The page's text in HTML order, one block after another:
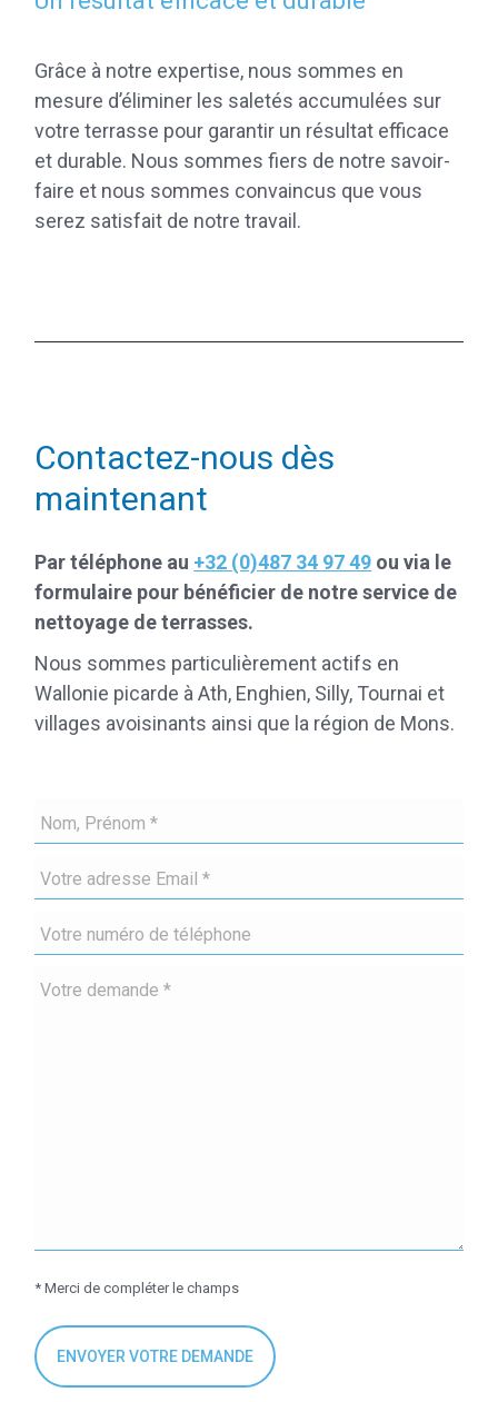
Grâce à notre expertise, nous sommes en
mesure d’éliminer les saletés accumulées sur
votre terrasse pour garantir un résultat efficace
et durable. Nous sommes fiers de notre savoir-
faire et nous sommes convaincus que vous
serez satisfait de notre travail.
Contactez-nous dès
maintenant
Par téléphone au +32 (0)487 34 97 49 ou via le
formulaire pour bénéficier de notre service de
nettoyage de terrasses.
Nous sommes particulièrement actifs en
Wallonie picarde à Ath, Enghien, Silly, Tournai et
villages avoisinants ainsi que la région de Mons.
* Merci de compléter le champs